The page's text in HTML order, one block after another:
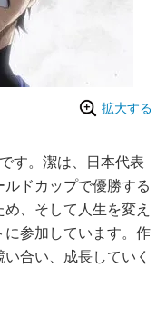
拡大する
す。潔は、日本代表
ドカップで優勝する
、そして人生を変え
参加しています。作
合い、成長していく